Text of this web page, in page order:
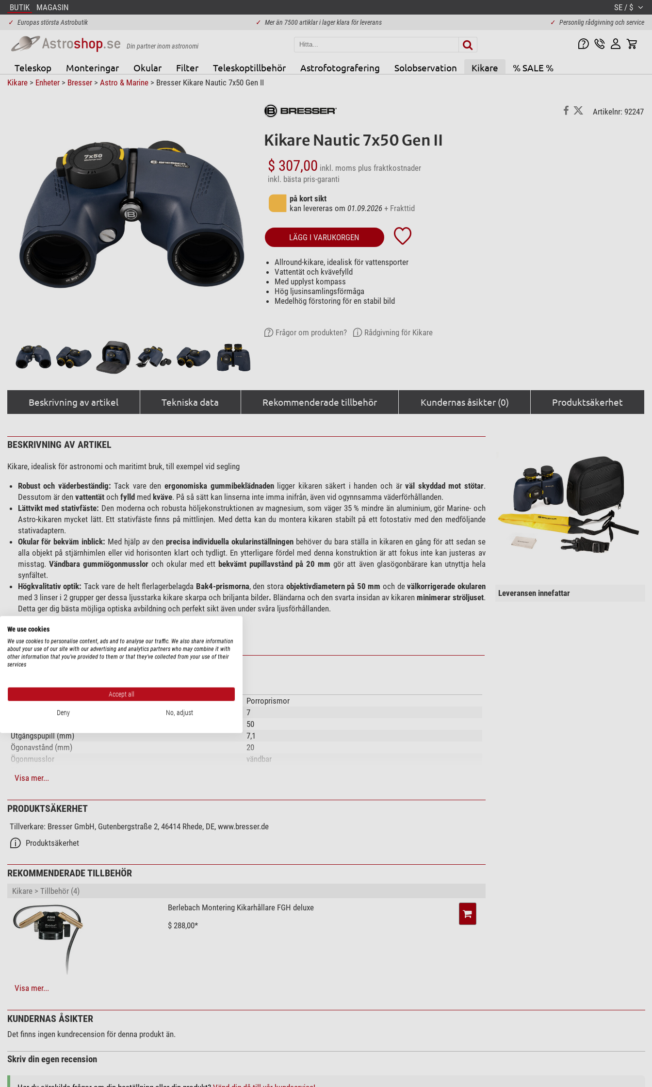
BUTIK MAGASIN SE / $
✓ Europas största Astrobutik ✓ Mer än 7500 artiklar i lager klara för leverans ✓ Personlig rådgivning och service
Din partner inom astronomi
Teleskop Monteringar Okular Filter Teleskoptillbehör Astrofotografering Solobservation Kikare % SALE %
Kikare> Enheter> Bresser> Astro & Marine> Bresser Kikare Nautic 7x50 Gen II
Artikelnr: 92247
Kikare Nautic 7x50 Gen II
$ 307,00 inkl. moms plus fraktkostnader
inkl. bästa pris-garanti
på kort sikt
kan levereras om 01.09.2026 + Frakttid
LÄGG I VARUKORGEN
Allround-kikare, idealisk för vattensporter
Vattentät och kvävefylld
Med upplyst kompass
Hög ljusinsamlingsförmåga
Medelhög förstoring för en stabil bild
Frågor om produkten? Rådgivning för Kikare
Beskrivning av artikel Tekniska data Rekommenderade tillbehör Kundernas åsikter (0) Produktsäkerhet
BESKRIVNING AV ARTIKEL
Kikare, idealisk för astronomi och maritimt bruk, till exempel vid segling
Robust och väderbeständig: Tack vare den ergonomiska gummibeklädnadenligger kikaren säkert i handen och ärväl skyddad mot stötar.
Dessutom är den vattentätoch fylldmed kväve. På så sätt kan linserna inte imma inifrån, även vid ogynnsamma väderförhållanden.
Lättvikt med stativfäste: Den moderna och robusta höljekonstruktionen av magnesium, som väger 35 % mindre än aluminium, gör Marine- och
Astro-kikaren mycket lätt. Ett stativfäste finns på mittlinjen. Med detta kan du montera kikaren stabilt på ett fotostativ med den medföljande
stativadaptern.
Okular för bekväm inblick: Med hjälp av den precisa individuella okularinställningen behöver du bara ställa in kikaren en gång för att sedan se
alla objekt på stjärnhimlen eller vid horisonten klart och tydligt. En ytterligare fördel med denna konstruktion är att fokus inte kan justeras av
misstag. Vändbara gummiögonmussloroch okular med ettbekvämt pupillavstånd på 20 mm gör att även glasögonbärare kan utnyttja hela
synfältet.
Högkvalitativ optik: Tack vare de helt flerlagerbelagda Bak4-prismorna, den stora objektivdiametern på 50 mm och devälkorrigerade okularen
med 3 linser i 2 grupper ger dessa ljusstarka kikare skarpa och briljanta bilder. Bländarna och den svarta insidan av kikaren minimerar ströljuset.
Detta ger dig bästa möjliga optiska avbildning och perfekt sikt även under svåra ljusförhållanden.
Njut av klar sikt dag som natt med kikaren för astronomi och marin.
TEKNISKA DATA
Prestanda
Typ av byggnad
Porroprismor
7
50
Utgångspupill (mm)
7,1
Ögonavstånd (mm)
20
Ögonmusslor
vändbar
Position dioptrijustering
Glasmaterial
Fokuseringssystem
Enstaka fokusering
Särskilda egenskaper
Zoom-funktion
nej
Okular för glasögonbärare
Bildstabilisator
Kompass
Avståndsmätare
nej
Stänktålig
Tryckvattentät
Stativanslutningsgänga
ED-glas
Synfält
Verkligt synfält (°)
Närinställningsgräns (m)
Skymningsfaktor
18,7
Visa mer...
PRODUKTSÄKERHET
Tillverkare: Bresser GmbH, Gutenbergstraße 2, 46414 Rhede, DE, www.bresser.de
Produktsäkerhet
REKOMMENDERADE TILLBEHÖR
Kikare > Tillbehör (4)
Berlebach Montering Kikarhållare FGH deluxe
$ 288,00*
+ Ytterligare tillbehörsprodukter i denna kategori: 3
$ 159,00*
Visa mer...
Leveransen innefattar
KUNDERNAS ÅSIKTER
Det finns ingen kundrecension för denna produkt än.
Skriv din egen recension
We use cookies
We use cookies to personalise content, ads and to analyse our traffic. We also share information
about your use of our site with our advertising and analytics partners who may combine it with
other information that you’ve provided to them or that they’ve collected from your use of their
services
Accept all
Deny No, adjust